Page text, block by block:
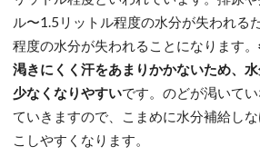
ル〜1.5リットル程度の水分が失われる
程度の水分が失われることになります。
渇きにくく汗をあまりかかないため、
少なくなりやすいです。のどが渇いて
ていきますので、こまめに水分補給し
こしやすくなります。